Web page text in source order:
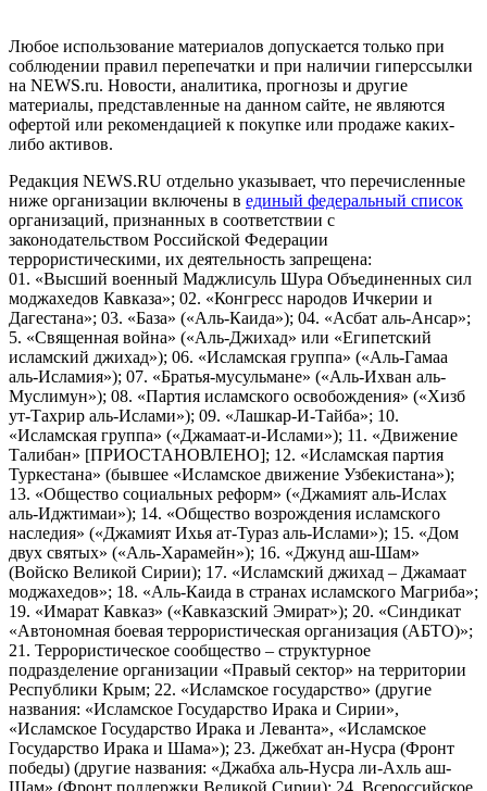
Любое использование материалов допускается только при
соблюдении правил перепечатки и при наличии гиперссылки
на NEWS.ru. Новости, аналитика, прогнозы и другие
материалы, представленные на данном сайте, не являются
офертой или рекомендацией к покупке или продаже каких-
либо активов.
Редакция NEWS.RU отдельно указывает, что перечисленные
ниже организации включены в единый федеральный список
организаций, признанных в соответствии с
законодательством Российской Федерации
террористическими, их деятельность запрещена:
01. «Высший военный Маджлисуль Шура Объединенных сил
моджахедов Кавказа»; 02. «Конгресс народов Ичкерии и
Дагестана»; 03. «База» («Аль-Каида»); 04. «Асбат аль-Ансар»;
5. «Священная война» («Аль-Джихад» или «Египетский
исламский джихад»); 06. «Исламская группа» («Аль-Гамаа
аль-Исламия»); 07. «Братья-мусульмане» («Аль-Ихван аль-
Муслимун»); 08. «Партия исламского освобождения» («Хизб
ут-Тахрир аль-Ислами»); 09. «Лашкар-И-Тайба»; 10.
«Исламская группа» («Джамаат-и-Ислами»); 11. «Движение
Талибан» [ПРИОСТАНОВЛЕНО]; 12. «Исламская партия
Туркестана» (бывшее «Исламское движение Узбекистана»);
13. «Общество социальных реформ» («Джамият аль-Ислах
аль-Иджтимаи»); 14. «Общество возрождения исламского
наследия» («Джамият Ихья ат-Тураз аль-Ислами»); 15. «Дом
двух святых» («Аль-Харамейн»); 16. «Джунд аш-Шам»
(Войско Великой Сирии); 17. «Исламский джихад – Джамаат
моджахедов»; 18. «Аль-Каида в странах исламского Магриба»;
19. «Имарат Кавказ» («Кавказский Эмират»); 20. «Синдикат
«Автономная боевая террористическая организация (АБТО)»;
21. Террористическое сообщество – структурное
подразделение организации «Правый сектор» на территории
Республики Крым; 22. «Исламское государство» (другие
названия: «Исламское Государство Ирака и Сирии»,
«Исламское Государство Ирака и Леванта», «Исламское
Государство Ирака и Шама»); 23. Джебхат ан-Нусра (Фронт
победы) (другие названия: «Джабха аль-Нусра ли-Ахль аш-
Шам» (Фронт поддержки Великой Сирии); 24. Всероссийское